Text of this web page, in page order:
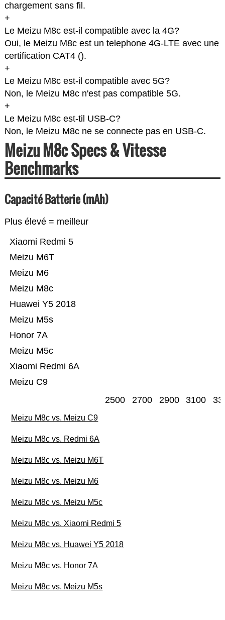
chargement sans fil.
+
Le Meizu M8c est-il compatible avec la 4G?
Oui, le Meizu M8c est un telephone 4G-LTE avec une
certification CAT4 ().
+
Le Meizu M8c est-il compatible avec 5G?
Non, le Meizu M8c n'est pas compatible 5G.
+
Le Meizu M8c est-til USB-C?
Non, le Meizu M8c ne se connecte pas en USB-C.
Meizu M8c Specs & Vitesse
Benchmarks
Capacité Batterie (mAh)
Plus élevé = meilleur
Meizu C9
Xiaomi Redmi 6A
Meizu M5c
Honor 7A
Meizu M5s
Huawei Y5 2018
Meizu M8c
Meizu M6
Meizu M6T
Xiaomi Redmi 5
2500 2700 2900 3100
Meizu M8c vs. Meizu C9
Meizu M8c vs. Redmi 6A
Meizu M8c vs. Meizu M6T
Meizu M8c vs. Meizu M6
Meizu M8c vs. Meizu M5c
Meizu M8c vs. Xiaomi Redmi 5
Meizu M8c vs. Huawei Y5 2018
Meizu M8c vs. Honor 7A
Meizu M8c vs. Meizu M5s